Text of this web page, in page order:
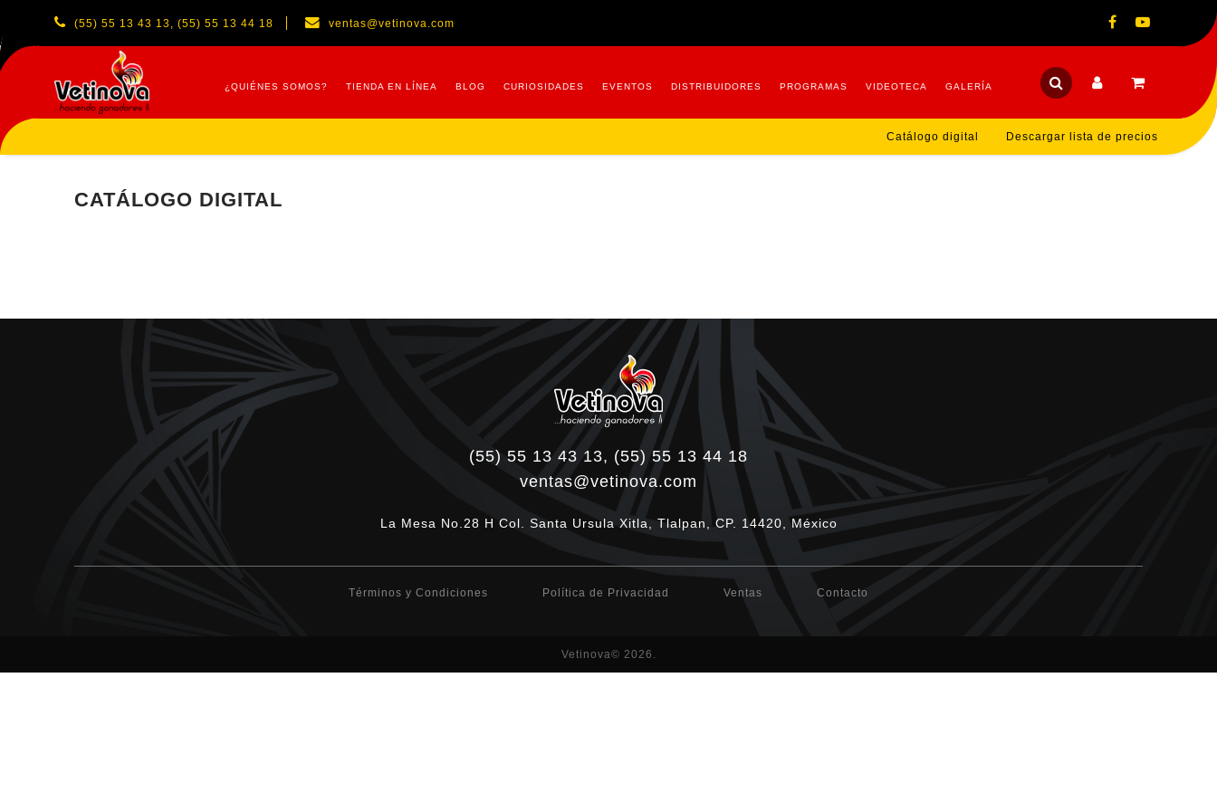
(55) 55 13 43 13, (55) 55 13 44 18 ventas@vetinova.com
¿QUIÉNES SOMOS? TIENDA EN LÍNEA BLOG CURIOSIDADES EVENTOS DISTRIBUIDORES PROGRAMAS VIDEOTECA GALERÍA
Catálogo digital Descargar lista de precios
CATÁLOGO DIGITAL
(55) 55 13 43 13, (55) 55 13 44 18
ventas@vetinova.com
La Mesa No.28 H Col. Santa Ursula Xitla, Tlalpan, CP. 14420, México
Términos y Condiciones Política de Privacidad Ventas Contacto
Vetinova© 2026.